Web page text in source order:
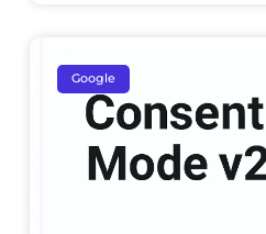
Google